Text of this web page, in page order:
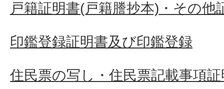
住所は変わっていないのです
パートなどの建物名が変更に
戸籍証明書(戸籍謄抄本)・その他
印鑑登録証明書及び印鑑登録
住民票の写し・住民票記載事項